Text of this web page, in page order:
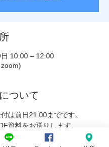
10:00 – 12:00
ついて
は前日21:00までです。
資料をお送りします。
刻15分前から入場可能です。